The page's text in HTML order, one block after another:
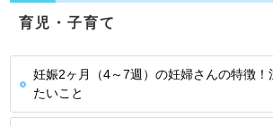
育児・子育て
妊娠2ヶ月（4～7週）の妊婦さんの特徴！
たいこと